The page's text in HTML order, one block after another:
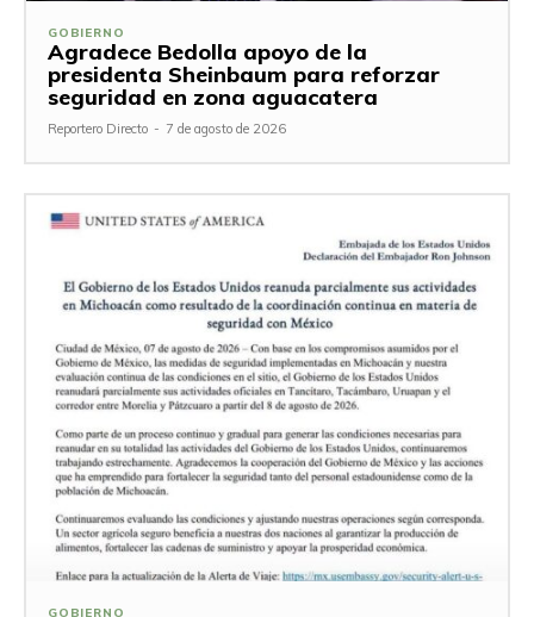
GOBIERNO
Agradece Bedolla apoyo de la
presidenta Sheinbaum para reforzar
seguridad en zona aguacatera
Reportero Directo - 7 de agosto de 2026
GOBIERNO